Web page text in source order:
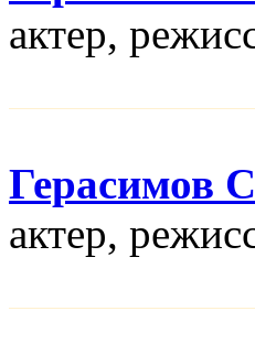
актер,
Герасимов
актер,